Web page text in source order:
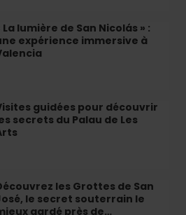
La lumière de San Nicolás » :
expérience immersive à
guidées pour découvrir
secrets du Palau de Les
les Grottes de San
le secret souterrain le
gardé près de…